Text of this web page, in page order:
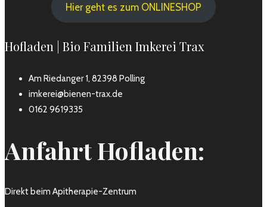
Hier geht es zum ONLINESHOP
Hofladen | Bio Familien Imkerei Trax
Am Riedanger 1, 82398 Polling
imkerei@bienen-trax.de
0162 9619335
Anfahrt Hofladen:
Direkt beim Apitherapie-Zentrum